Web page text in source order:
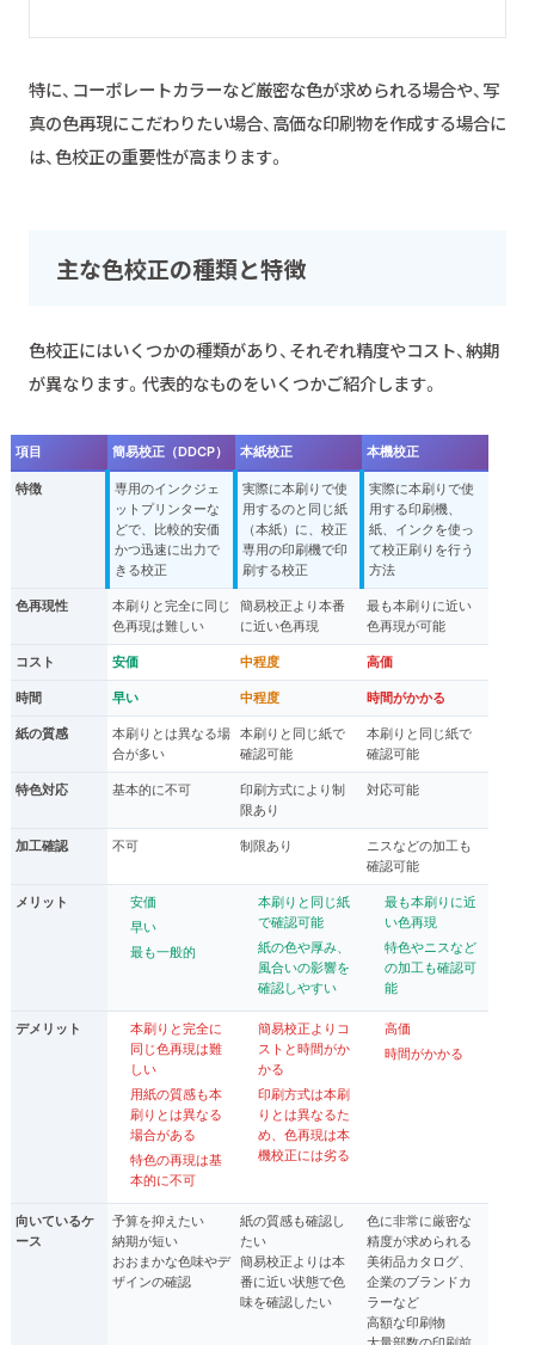
特に、コーポレートカラーなど厳密な色が求められる場合や、写
真の色再現にこだわりたい場合、高価な印刷物を作成する場合に
は、色校正の重要性が高まります。
主な色校正の種類と特徴
色校正にはいくつかの種類があり、それぞれ精度やコスト、納期
が異なります。代表的なものをいくつかご紹介します。
項目 簡易校正（DDCP） 本紙校正 本機校正
特徴
専用のインクジェ
ットプリンターな
どで、比較的安価
かつ迅速に出力で
きる校正
実際に本刷りで使
用するのと同じ紙
（本紙）に、校正
専用の印刷機で印
刷する校正
実際に本刷りで使
用する印刷機、
紙、インクを使っ
て校正刷りを行う
方法
色再現性
本刷りと完全に同じ
色再現は難しい
簡易校正より本番
に近い色再現
最も本刷りに近い
色再現が可能
コスト 安価 中程度 高価
時間 早い 中程度 時間がかかる
紙の質感
本刷りとは異なる場
合が多い
本刷りと同じ紙で
確認可能
本刷りと同じ紙で
確認可能
特色対応 基本的に不可
印刷方式により制
限あり
対応可能
加工確認 不可 制限あり
ニスなどの加工も
確認可能
メリット
安価
早い
最も一般的
本刷りと同じ紙
で確認可能
紙の色や厚み、
風合いの影響を
確認しやすい
最も本刷りに近
い色再現
特色やニスなど
の加工も確認可
能
デメリット
本刷りと完全に
同じ色再現は難
しい
用紙の質感も本
刷りとは異なる
場合がある
特色の再現は基
本的に不可
簡易校正よりコ
ストと時間がか
かる
印刷方式は本刷
りとは異なるた
め、色再現は本
機校正には劣る
高価
時間がかかる
向いているケ
ース
予算を抑えたい
納期が短い
おおまかな色味やデ
ザインの確認
紙の質感も確認し
たい
簡易校正よりは本
番に近い状態で色
味を確認したい
色に非常に厳密な
精度が求められる
美術品カタログ、
企業のブランドカ
ラーなど
高額な印刷物